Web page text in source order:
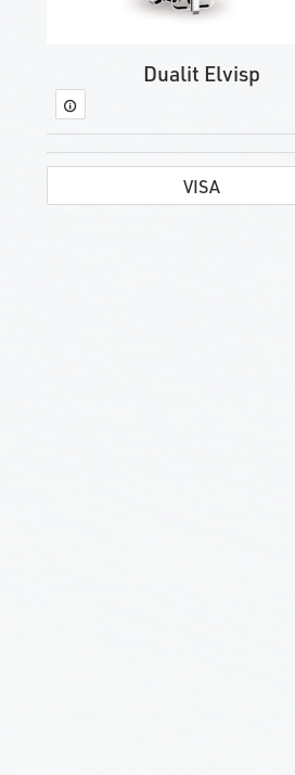
Dualit Elvisp
VISA